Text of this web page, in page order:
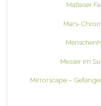
Malteser
Mars-
Messer im
Mirrorscape –